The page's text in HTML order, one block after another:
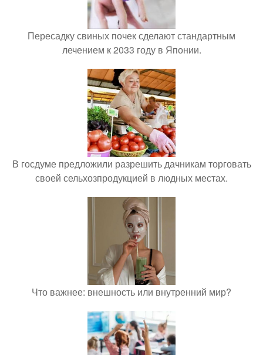
Пересадку свиных почек сделают стандартным
лечением к 2033 году в Японии.
В госдуме предложили разрешить дачникам торговать
своей сельхозпродукцией в людных местах.
Что важнее: внешность или внутренний мир?